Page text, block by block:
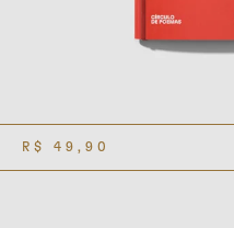
R$ 49,90